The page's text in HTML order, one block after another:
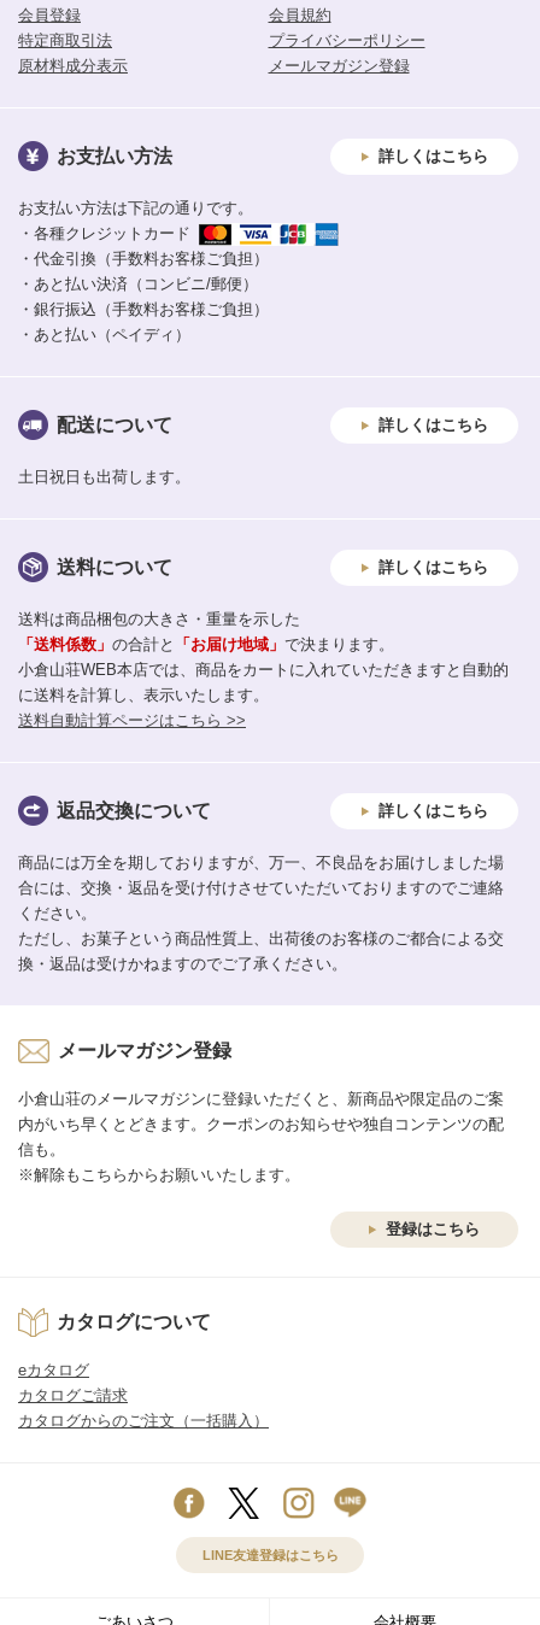
会員登録
会員規約
特定商取引法
プライバシーポリシー
原材料成分表示
メールマガジン登録
お支払い方法 詳しくはこちら
お支払い方法は下記の通りです。
・各種クレジットカード
・代金引換（手数料お客様ご負担）
・あと払い決済（コンビニ/郵便）
・銀行振込（手数料お客様ご負担）
・あと払い（ペイディ）
配送について 詳しくはこちら
土日祝日も出荷します。
送料について 詳しくはこちら
送料は商品梱包の大きさ・重量を示した
「送料係数」 の合計と 「お届け地域」 で決まります。
小倉山荘WEB本店では、商品をカートに入れていただきますと自動的
に送料を計算し、表示いたします。
送料自動計算ページはこちら >>
返品交換について 詳しくはこちら
商品には万全を期しておりますが、万一、不良品をお届けしました場
合には、交換・返品を受け付けさせていただいておりますのでご連絡
ください。
ただし、お菓子という商品性質上、出荷後のお客様のご都合による交
換・返品は受けかねますのでご了承ください。
メールマガジン登録
小倉山荘のメールマガジンに登録いただくと、新商品や限定品のご案
内がいち早くとどきます。クーポンのお知らせや独自コンテンツの配
信も。
※解除もこちらからお願いいたします。
登録はこちら
カタログについて
eカタログ
カタログご請求
カタログからのご注文（一括購入）
LINE友達登録はこちら